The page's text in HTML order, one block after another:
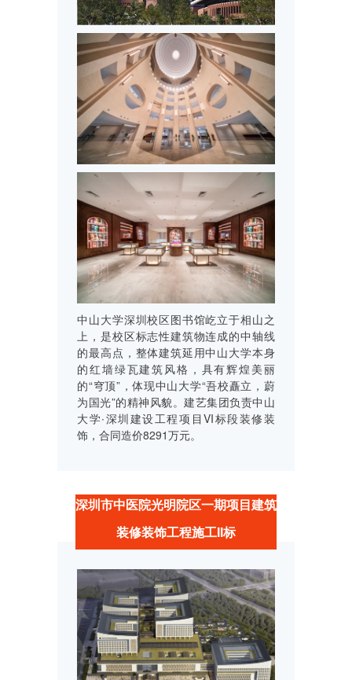
中山大学深圳校区图书馆屹立于相山之
上，是校区标志性建筑物连成的中轴线
的最高点，整体建筑延用中山大学本身
的红墙绿瓦建筑风格，具有辉煌美丽
的“穹顶”，体现中山大学“吾校矗立，蔚
为国光”的精神风貌。建艺集团负责中山
大学∙深圳建设工程项目VI标段装修装
饰，合同造价8291万元。
深圳市中医院光明院区一期项目建筑
装修装饰工程施工II标